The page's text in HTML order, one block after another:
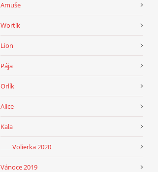
Amuše
Wortík
Lion
Pája
Orlík
Alice
Kala
____Volierka 2020
Vánoce 2019